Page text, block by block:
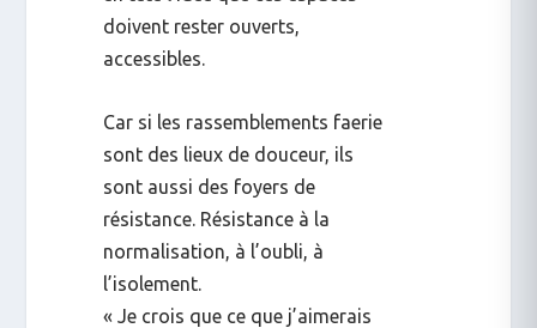
doivent rester ouverts,
accessibles.
Car si les rassemblements faerie
sont des lieux de douceur, ils
sont aussi des foyers de
résistance. Résistance à la
normalisation, à l’oubli, à
l’isolement.
« Je crois que ce que j’aimerais